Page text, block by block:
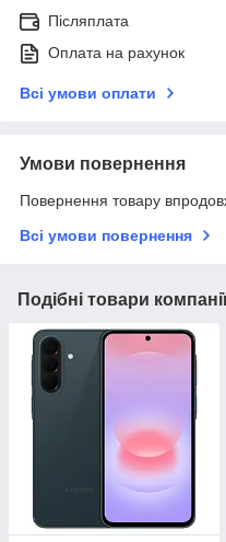
Післяплата
Оплата на рахунок
Всі умови оплати
Умови повернення
Повернення товару
Всі умови повернення
Подібні товари